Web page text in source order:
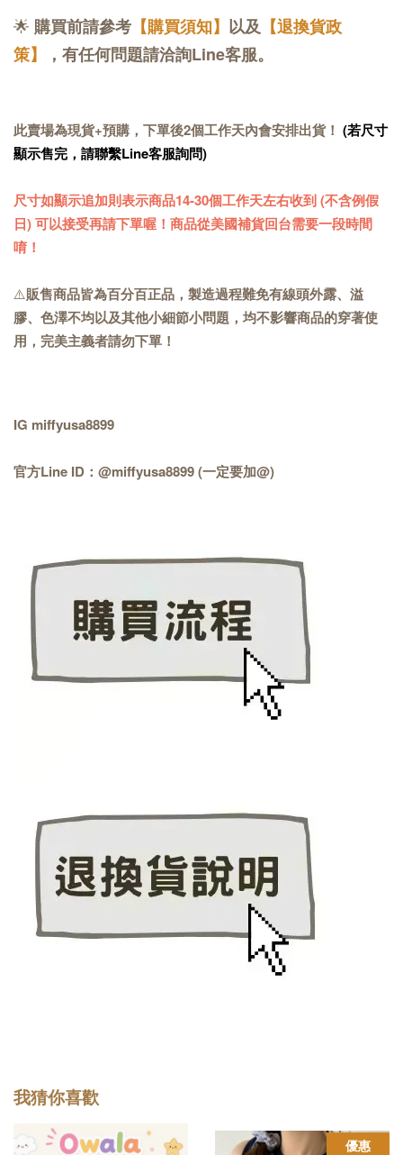
🌟 購買前請參考 【購買須知】 以及 【退換貨政
策】
，有任何問題請洽詢Line客服。
此賣場為現貨+預購，下單後2個工作天內會安排出貨！ (若尺寸
顯示售完，請聯繫Line客服詢問)
尺寸如顯示追加則表示商品14-30個工作天左右收到 (不含例假
日) 可以接受再請下單喔！商品從美國補貨回台需要一段時間
唷！
⚠️販售商品皆為百分百正品，製造過程難免有線頭外露、溢
膠、色澤不均以及其他小細節小問題，均不影響商品的穿著使
用，完美主義者請勿下單！
IG miffyusa8899
官方Line ID：@miffyusa8899 (一定要加@)
我猜你喜歡
優惠